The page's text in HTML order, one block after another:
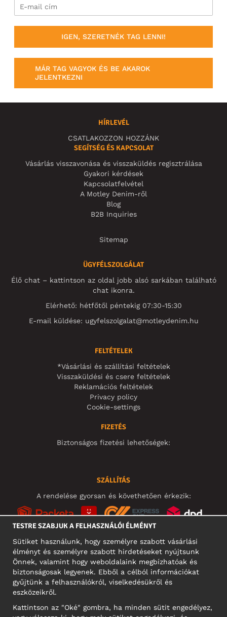
IGEN, SZERETNÉK TAG LENNI!
MÁR TAG VAGYOK ÉS BE AKAROK
JELENTKEZNI
HÍRLEVÉL
CSATLAKOZZON HOZZÁNK
SEGÍTSÉG ÉS KAPCSOLAT
Vásárlás visszavonása és visszaküldés regisztrálása
Gyakori kérdések
Kapcsolatfelvétel
A Motley Denim-ről
Blog
B2B Inquiries
Sitemap
ÜGYFÉLSZOLGÁLAT
Élő chat – kattintson az oldal jobb alsó sarkában található
chat ikonra.
Elérhető: hétfőtől péntekig 07:30-15:30
E-mail küldése: ugyfelszolgalat@motleydenim.hu
FELTÉTELEK
*Vásárlási és szállítási feltételek
Visszaküldési és csere feltételek
Reklamációs feltételek
Privacy policy
Cookie-settings
FIZETÉS
Biztonságos fizetési lehetőségek:
SZÁLLÍTÁS
A rendelése gyorsan és követhetően érkezik:
KÖZÖSSÉGI MÉDIA
Motley Denim Europe OÜ
TESTRE SZABJUK A FELHASZNÁLÓI ÉLMÉNYT
Sütiket használunk, hogy személyre szabott vásárlási
élményt és személyre szabott hirdetéseket nyújtsunk
Önnek, valamint hogy weboldalaink megbízhatóak és
biztonságosak legyenek. Ebből a célból információkat
gyűjtünk a felhasználókról, viselkedésükről és
eszközeikről.
Kattintson az "Oké" gombra, ha minden sütit engedélyez,